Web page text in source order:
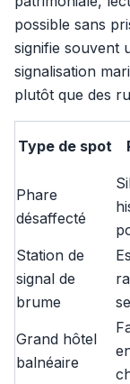
possible sans
signifie souvent
signalisation
plutôt que des
Type de spot
Phare
désaffecté
Station de
signal de
brume
Grand hôtel
balnéaire